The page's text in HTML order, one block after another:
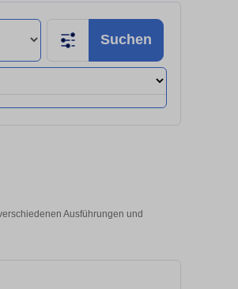
Suchen
Ausführungen und